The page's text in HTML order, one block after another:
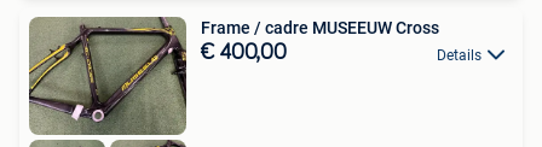
Frame / cadre MUSEEUW Cross
€ 400,00 Details